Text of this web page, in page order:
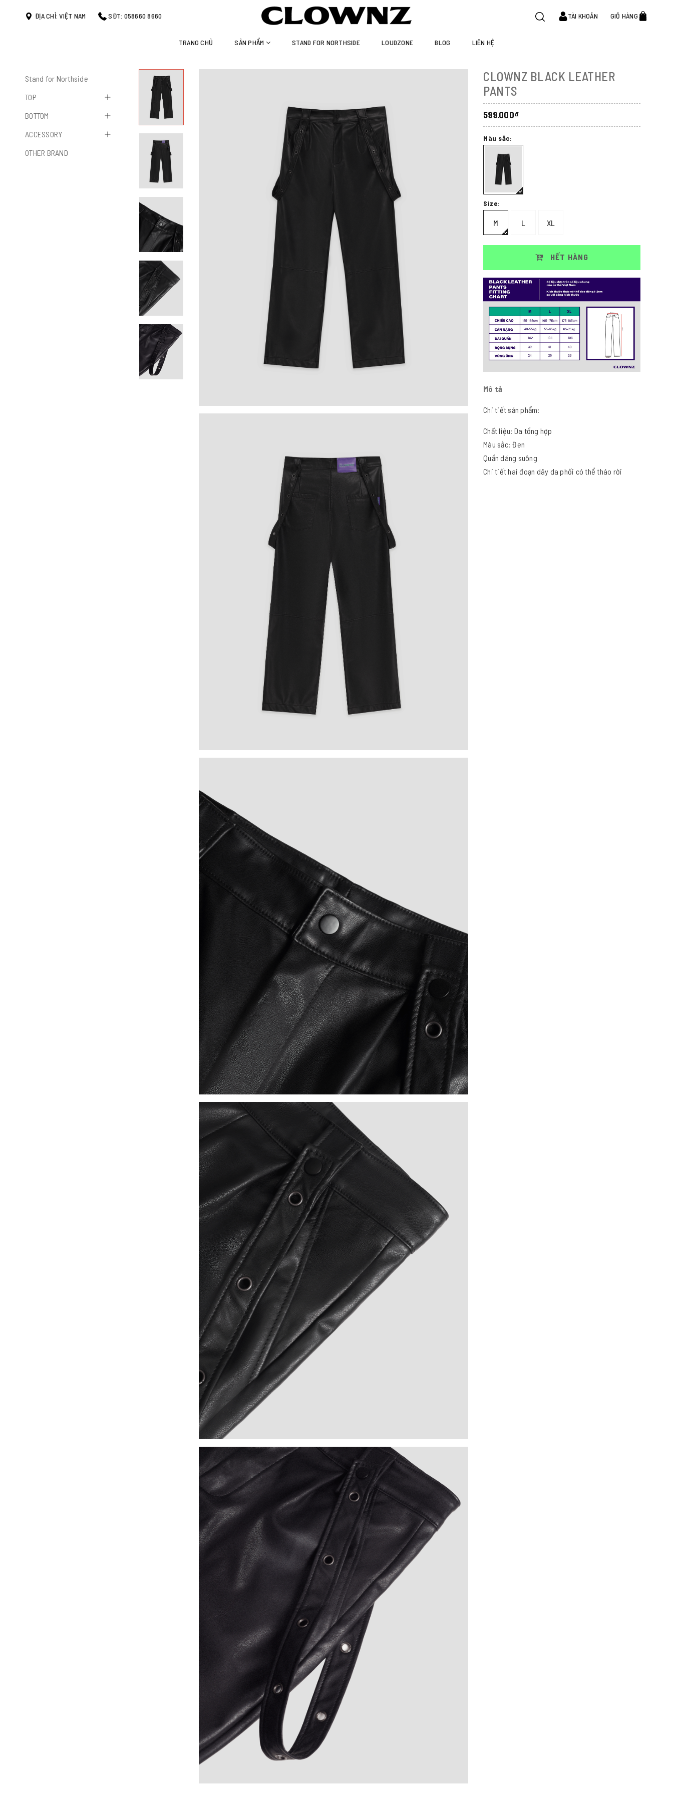
ĐỊA CHỈ: VIỆT NAM SĐT: 058660 8660 TÀI KHOẢN GIỎ HÀNG
TRANG CHỦ SẢN PHẨM STAND FOR NORTHSIDE LOUDZONE BLOG LIÊN HỆ
Stand for Northside
TOP
BOTTOM
ACCESSORY
OTHER BRAND
CLOWNZ BLACK LEATHER
PANTS
599.000₫
Màu sắc:
Size:
M L XL
HẾT HÀNG
Mô tả
Chi tiết sản phẩm:
Chất liệu: Da tổng hợp
Màu sắc: Đen
Quần dáng suông
Chi tiết hai đoạn dây da phối có thể tháo rời